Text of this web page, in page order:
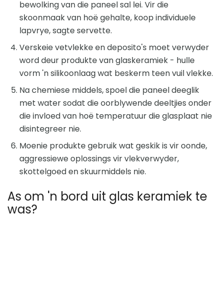
bewolking van die paneel sal lei. Vir die
skoonmaak van hoë gehalte, koop individuele
lapvrye, sagte servette.
Verskeie vetvlekke en deposito's moet verwyder
word deur produkte van glaskeramiek - hulle
vorm 'n silikoonlaag wat beskerm teen vuil vlekke.
Na chemiese middels, spoel die paneel deeglik
met water sodat die oorblywende deeltjies onder
die invloed van hoë temperatuur die glasplaat nie
disintegreer nie.
Moenie produkte gebruik wat geskik is vir oonde,
aggressiewe oplossings vir vlekverwyder,
skottelgoed en skuurmiddels nie.
As om 'n bord uit glas keramiek te
was?